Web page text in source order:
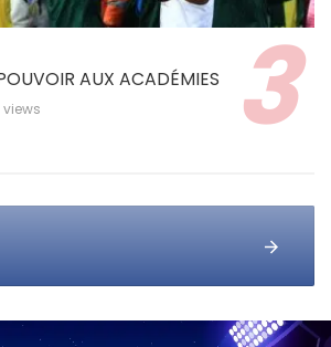
AUX ACADÉMIES
views